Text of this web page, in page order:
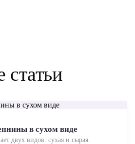
статьи
в сухом виде
двух видов: сухая и сырая.